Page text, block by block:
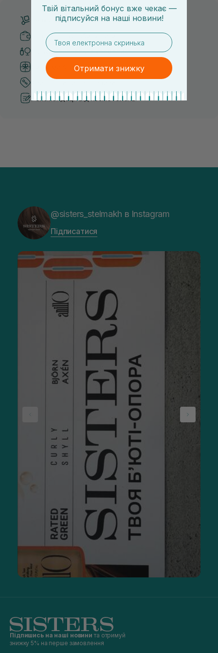
Безкоштовна доставка від 3000 UAH
Безпечні способи оплати
Тільки оригінальна косметика
Система бонусів та лояльності
Рекомендації від косметологів
@sisters_stelmakh в Instagram
Підписатися
Підпишись на наші новини та отримуй
знижку 5% на перше замовлення
Твій вітальний бонус вже чекає —
підписуйся на наші новини!
email
Отримати знижку